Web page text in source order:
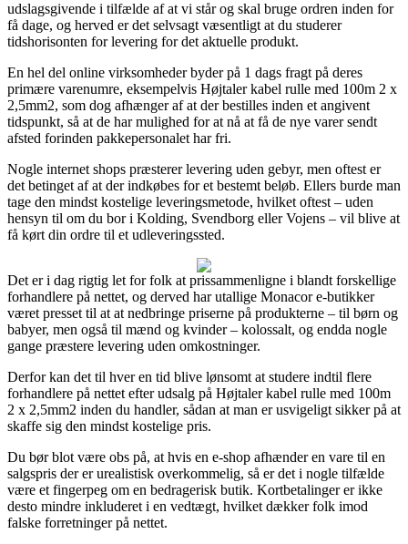
udslagsgivende i tilfælde af at vi står og skal bruge ordren inden for
få dage, og herved er det selvsagt væsentligt at du studerer
tidshorisonten for levering for det aktuelle produkt.
En hel del online virksomheder byder på 1 dags fragt på deres
primære varenumre, eksempelvis Højtaler kabel rulle med 100m 2 x
2,5mm2, som dog afhænger af at der bestilles inden et angivent
tidspunkt, så at de har mulighed for at nå at få de nye varer sendt
afsted forinden pakkepersonalet har fri.
Nogle internet shops præsterer levering uden gebyr, men oftest er
det betinget af at der indkøbes for et bestemt beløb. Ellers burde man
tage den mindst kostelige leveringsmetode, hvilket oftest – uden
hensyn til om du bor i Kolding, Svendborg eller Vojens – vil blive at
få kørt din ordre til et udleveringssted.
Det er i dag rigtig let for folk at prissammenligne i blandt forskellige
forhandlere på nettet, og derved har utallige Monacor e-butikker
været presset til at at nedbringe priserne på produkterne – til børn og
babyer, men også til mænd og kvinder – kolossalt, og endda nogle
gange præstere levering uden omkostninger.
Derfor kan det til hver en tid blive lønsomt at studere indtil flere
forhandlere på nettet efter udsalg på Højtaler kabel rulle med 100m
2 x 2,5mm2 inden du handler, sådan at man er usvigeligt sikker på at
skaffe sig den mindst kostelige pris.
Du bør blot være obs på, at hvis en e-shop afhænder en vare til en
salgspris der er urealistisk overkommelig, så er det i nogle tilfælde
være et fingerpeg om en bedragerisk butik. Kortbetalinger er ikke
desto mindre inkluderet i en vedtægt, hvilket dækker folk imod
falske forretninger på nettet.